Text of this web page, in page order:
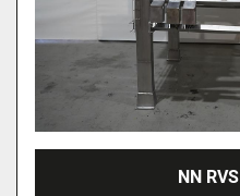
NN